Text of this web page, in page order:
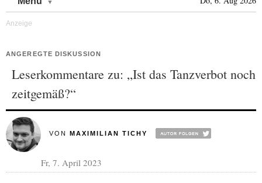
ANGEREGTE DISKUSSION
Leserkommentare zu: „Ist das Tanzverbot noch
zeitgemäß?“
VON MAXIMILIAN TICHY
Fr, 7. April 2023